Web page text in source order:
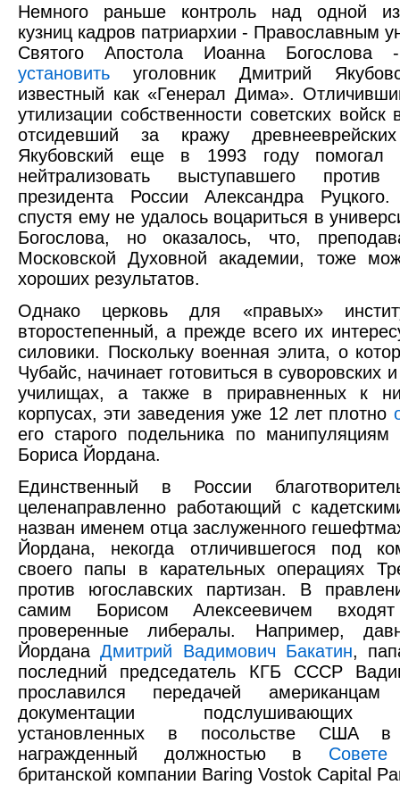
Немного раньше контроль над одной
кузниц кадров патриархии - Православным
Святого Апостола Иоанна Богослова
установить уголовник Дмитрий
известный как «Генерал Дима».
утилизации собственности советских
отсидевший за кражу
Якубовский еще в 1993 году помогал
нейтрализовать выступавшего
президента России Александра
спустя ему не удалось воцариться в
Богослова, но оказалось, что,
Московской Духовной академии, тоже
хороших результатов.
Однако церковь для «правых»
второстепенный, а прежде всего их
силовики. Поскольку военная элита, о
Чубайс, начинает готовиться в суворовских
училищах, а также в приравненных к
корпусах, эти заведения уже 12 лет плотно
его старого подельника по манипуляциям
Бориса Йордана.
Единственный в России
целенаправленно работающий с
назван именем отца заслуженного
Йордана, некогда отличившегося под
своего папы в карательных операциях
против югославских партизан. В
самим Борисом Алексеевичем
проверенные либералы. Например,
ЙорданаДмитрий Вадимович Бакатин,
последний председатель КГБ СССР
прославился передачей американцам
документации подслушивающих
установленных в посольстве США
награжденный должностью в Совете
британской компании Baring Vostok Capital